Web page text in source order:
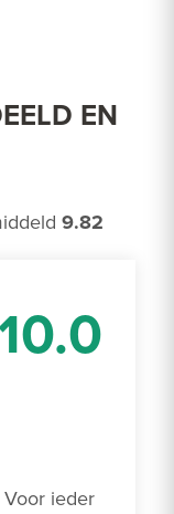
EN
9.82
ieder